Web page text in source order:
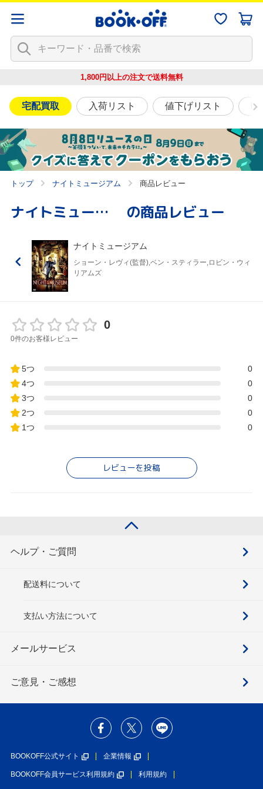
1,800円以上の注文で送料無料
宅配買取 入荷リスト 値下げリスト
トップ ナイトミュージアム 商品レビュー
ナイトミュージアム の商品レビュー
ナイトミュージアム
ショーン・レヴィ(監督),ベン・スティラー,ロビン・ウィ
リアムズ
0
0件のお客様レビュー
5つ
0
4つ
0
3つ
0
2つ
0
1つ
0
レビューを投稿
ヘルプ・ご質問
配送料について
支払い方法について
メールサービス
ご意見・ご感想
BOOKOFF公式サイト 企業情報
BOOKOFF会員サービス利用規約 利用規約